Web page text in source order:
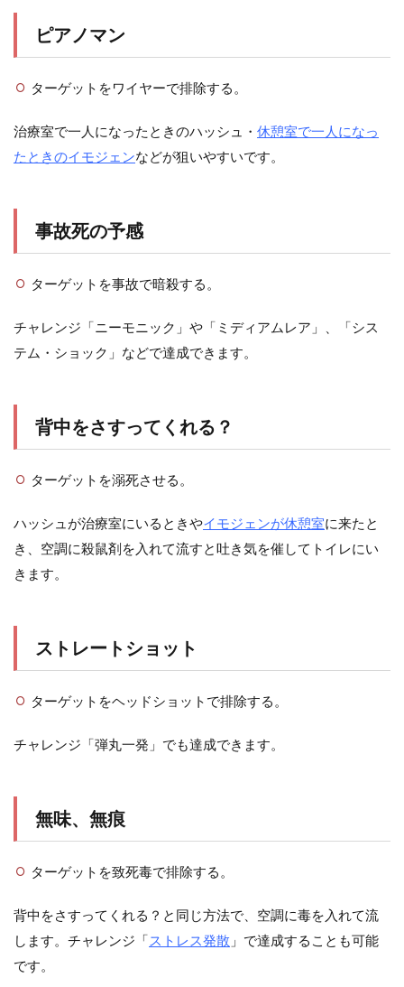
ピアノマン
ターゲットをワイヤーで排除する。
治療室で一人になったときのハッシュ・ 休憩室で一人になっ
たときのイモジェンなどが狙いやすいです。
事故死の予感
ターゲットを事故で暗殺する。
チャレンジ「ニーモニック」や「ミディアムレア」、「シス
テム・ショック」などで達成できます。
背中をさすってくれる？
ターゲットを溺死させる。
ハッシュが治療室にいるときやイモジェンが休憩室に来たと
き、空調に殺鼠剤を入れて流すと吐き気を催してトイレにい
きます。
ストレートショット
ターゲットをヘッドショットで排除する。
チャレンジ「弾丸一発」でも達成できます。
無味、無痕
ターゲットを致死毒で排除する。
背中をさすってくれる？と同じ方法で、空調に毒を入れて流
します。チャレンジ「ストレス発散 」で達成することも可能
です。